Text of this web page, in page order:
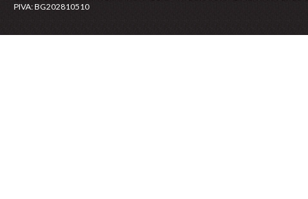
PIVA: BG202810510